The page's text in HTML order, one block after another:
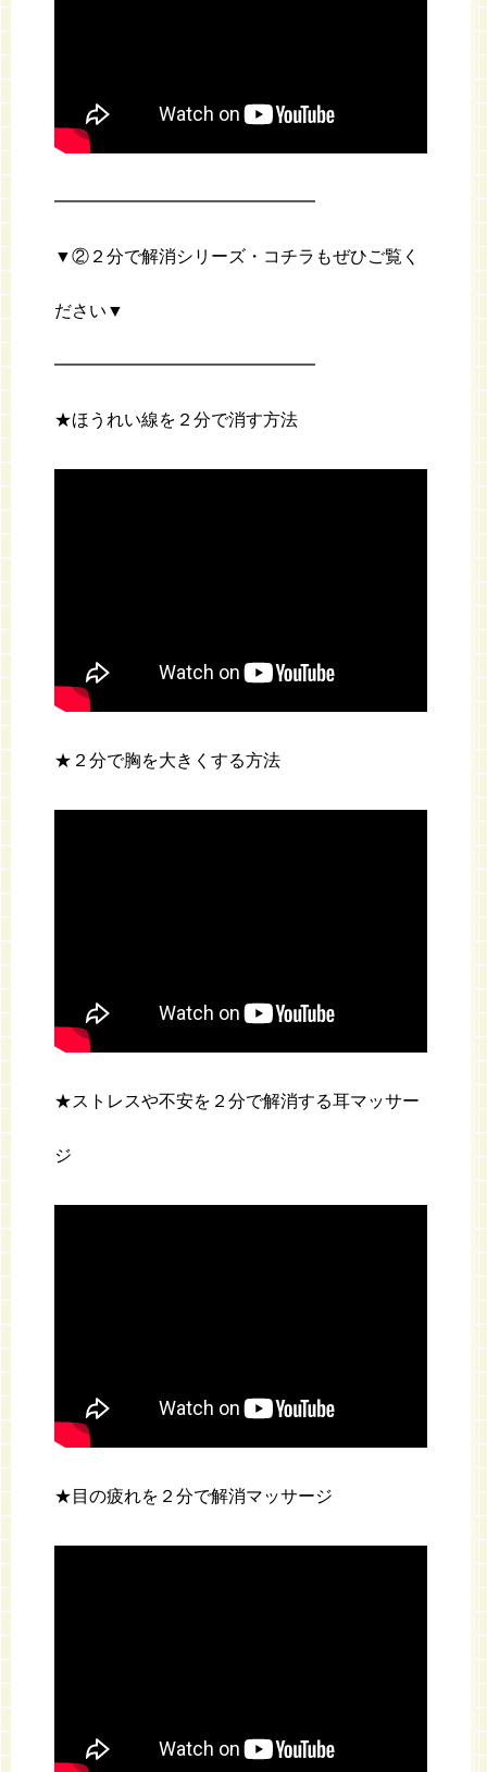
━━━━━━━━━━━━━━━
▼②２分で解消シリーズ・コチラもぜひご覧く
ださい▼
━━━━━━━━━━━━━━━
★ほうれい線を２分で消す方法
★２分で胸を大きくする方法
★ストレスや不安を２分で解消する耳マッサー
ジ
★目の疲れを２分で解消マッサージ